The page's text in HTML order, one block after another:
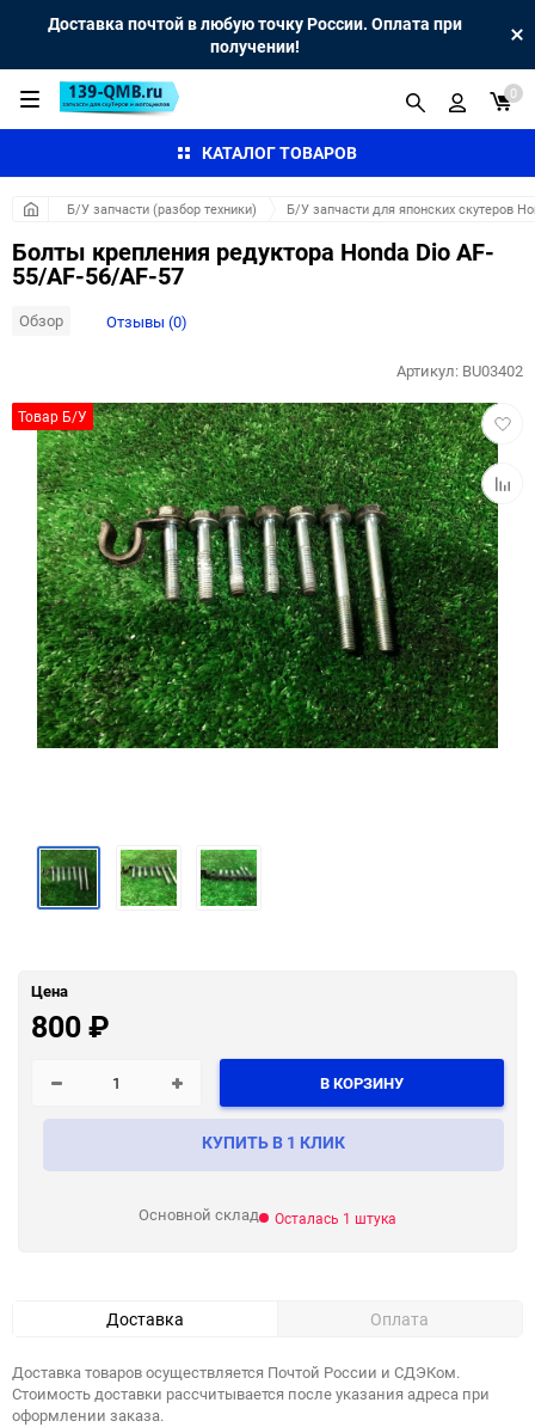
Доставка почтой в любую точку России. Оплата при
получении!
КАТАЛОГ ТОВАРОВ
0
Б/У запчасти (разбор техники) Б/У запчасти для японских скутеров
Болты крепления редуктора Honda Dio AF-
55/AF-56/AF-57
Обзор Отзывы (0)
Товар Б/У
в
к
Артикул: BU03402
Цена
800₽
В КОРЗИНУ
КУПИТЬ В 1 КЛИК
Основной склад Осталась 1 штука
Доставка Оплата
Доставка товаров осуществляется Почтой России и СДЭКом.
Стоимость доставки рассчитывается после указания адреса при
оформлении заказа.